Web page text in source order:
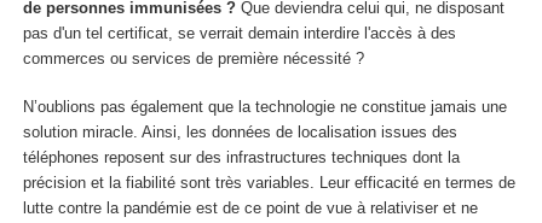
de personnes immunisées ? Que deviendra celui qui, ne disposant
pas d'un tel certificat, se verrait demain interdire l'accès à des
commerces ou services de première nécessité ?
N’oublions pas également que la technologie ne constitue jamais une
solution miracle. Ainsi, les données de localisation issues des
téléphones reposent sur des infrastructures techniques dont la
précision et la fiabilité sont très variables. Leur efficacité en termes de
lutte contre la pandémie est de ce point de vue à relativiser et ne